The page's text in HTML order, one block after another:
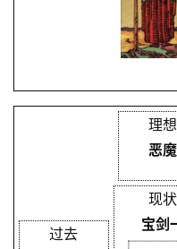
理想
恶魔
过去
现状
宝剑